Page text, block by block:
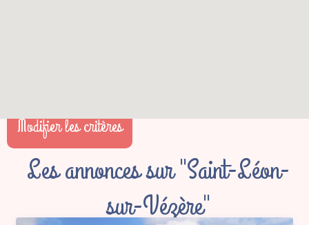
Modifier les critères
Les annonces sur "Saint-Léon-
sur-Vézère"